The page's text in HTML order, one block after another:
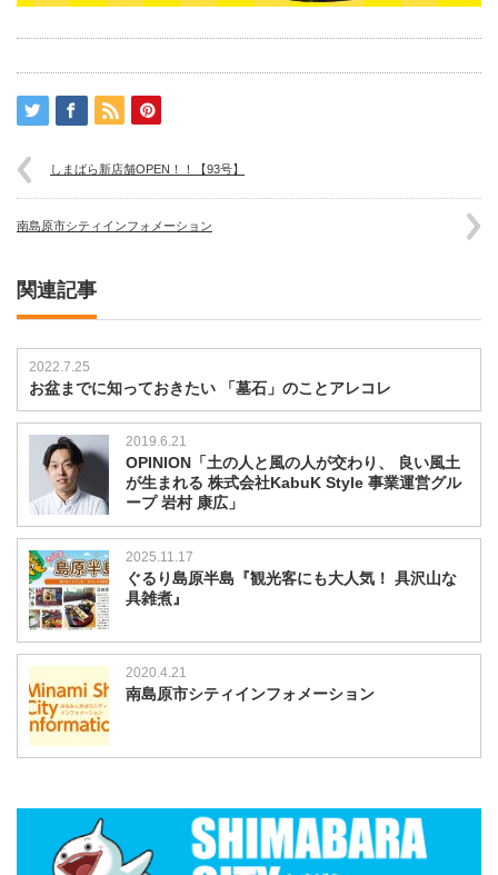
しまばら新店舗OPEN！！【93号】
南島原市シティインフォメーション
関連記事
2022.7.25
お盆までに知っておきたい 「墓石」のことアレコレ
2019.6.21
OPINION「土の人と風の人が交わり、 良い風土
が生まれる 株式会社KabuK Style 事業運営グル
ープ 岩村 康広」
2025.11.17
ぐるり島原半島『観光客にも大人気！ 具沢山な
具雑煮』
2020.4.21
南島原市シティインフォメーション